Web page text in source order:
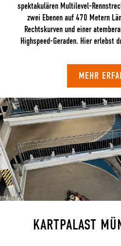
spektakulären Multilevel-
zwei Ebenen auf 470 Metern
Rechtskurven und einer
Highspeed-Geraden. Hier erlebst
MEHR
KARTPALAST